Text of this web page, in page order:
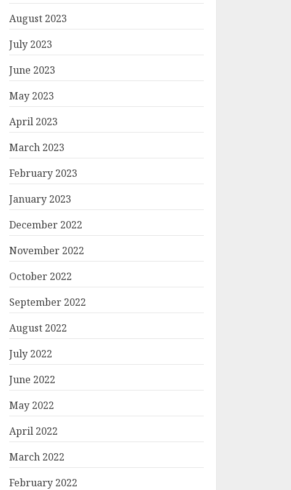
August 2023
July 2023
June 2023
May 2023
April 2023
March 2023
February 2023
January 2023
December 2022
November 2022
October 2022
September 2022
August 2022
July 2022
June 2022
May 2022
April 2022
March 2022
February 2022